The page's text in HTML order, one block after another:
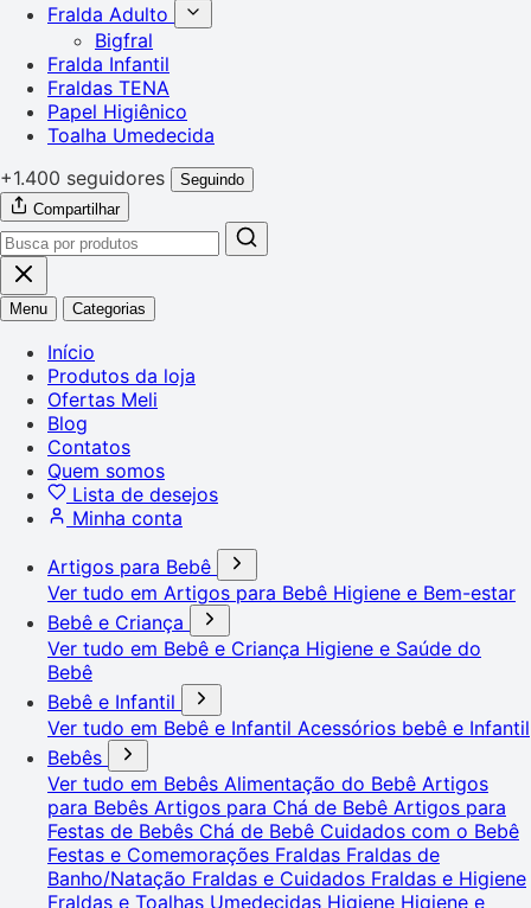
Fralda Adulto
Bigfral
Fralda Infantil
Fraldas TENA
Papel Higiênico
Toalha Umedecida
+1.400 seguidores
Seguindo
Compartilhar
Menu Categorias
Início
Produtos da loja
Ofertas Meli
Blog
Contatos
Quem somos
Lista de desejos
Minha conta
Artigos para Bebê
Ver tudo em Artigos para Bebê Higiene e Bem-estar
Bebê e Criança
Ver tudo em Bebê e Criança Higiene e Saúde do
Bebê
Bebê e Infantil
Ver tudo em Bebê e Infantil Acessórios bebê e Infantil
Bebês
Ver tudo em Bebês Alimentação do Bebê Artigos
para Bebês Artigos para Chá de Bebê Artigos para
Festas de Bebês Chá de Bebê Cuidados com o Bebê
Festas e Comemorações Fraldas Fraldas de
Banho/Natação Fraldas e Cuidados Fraldas e Higiene
Fraldas e Toalhas Umedecidas Higiene Higiene e